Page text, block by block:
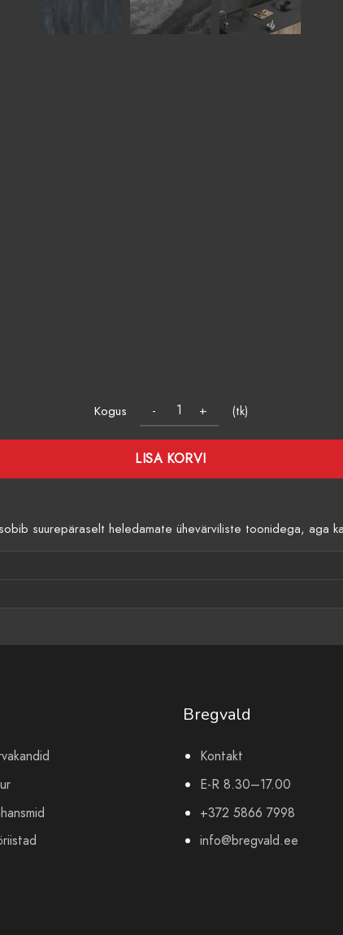
Kogus (tk)
LISA KORVI
suurepäraselt heledamate ühevärviliste toonidega, aga
Bregvald
Kontakt
E-R 8.30–17.00
+372 5866 7998
info@bregvald.ee